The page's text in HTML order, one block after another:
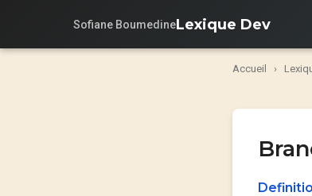
Sofiane BoumedineLexique Dev
Accueil ›